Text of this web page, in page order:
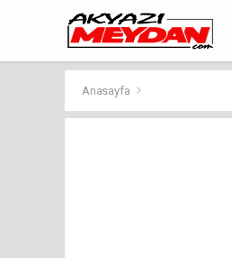
Anasayfa